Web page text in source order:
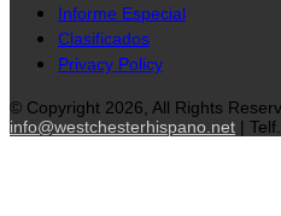
Informe Especial
Clasificados
Privacy Policy
© Copyright 2026, All Rights
info@westchesterhispano.net | Telf.